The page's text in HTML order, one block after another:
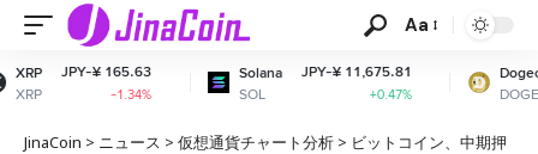
Aa
Solana
SOL
JPY-¥ 11,675.81
+0.47%
Dogecoin
DOGE
JPY-¥
JinaCoin > ニュース > 仮想通貨チャート分析 > ビットコイン、中期押